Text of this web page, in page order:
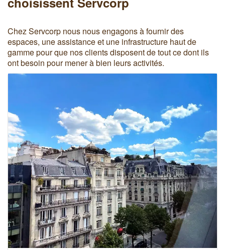
Chez Servcorp nous nous engagons à fournir des
espaces, une assistance et une infrastructure haut de
gamme pour que nos clients disposent de tout ce dont ils
ont besoin pour mener à bien leurs activités.